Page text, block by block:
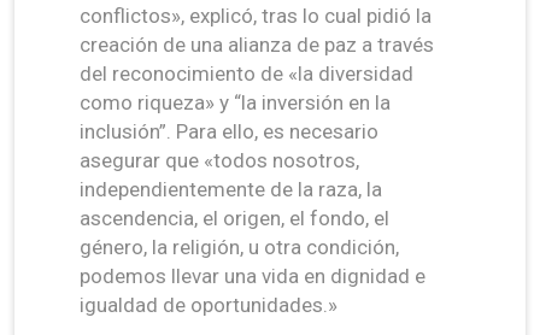
conflictos», explicó, tras lo cual pidió la
creación de una alianza de paz a través
del reconocimiento de «la diversidad
como riqueza» y “la inversión en la
inclusión”. Para ello, es necesario
asegurar que «todos nosotros,
independientemente de la raza, la
ascendencia, el origen, el fondo, el
género, la religión, u otra condición,
podemos llevar una vida en dignidad e
igualdad de oportunidades.»